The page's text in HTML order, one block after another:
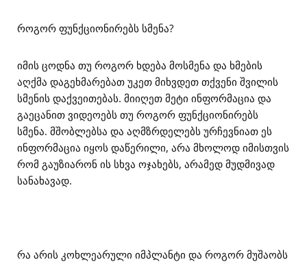
როგორ ფუნქციონირებს სმენა?
იმის ცოდნა თუ როგორ ხდება მოსმენა და ხმების
აღქმა დაგეხმარებათ უკეთ მიხვდეთ თქვენი შვილის
სმენის დაქვეითებას. მიიღეთ მეტი ინფორმაცია და
გაეცანით ვიდეოებს თუ როგორ ფუნქციონირებს
სმენა. მშობლებსა და აღმზრდელებს ურჩევნიათ ეს
ინფორმაცია იყოს დაწერილი, არა მხოლოდ იმისთვის
რომ გაუზიარონ ის სხვა ოჯახებს, არამედ მუდმივად
სანახავად.
რა არის კოხლეარული იმპლანტი და როგორ მუშაობს